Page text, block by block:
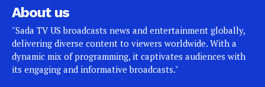
About us
"Sada TV US broadcasts news and entertainment globally,
delivering diverse content to viewers worldwide. With a
dynamic mix of programming, it captivates audiences with
its engaging and informative broadcasts."